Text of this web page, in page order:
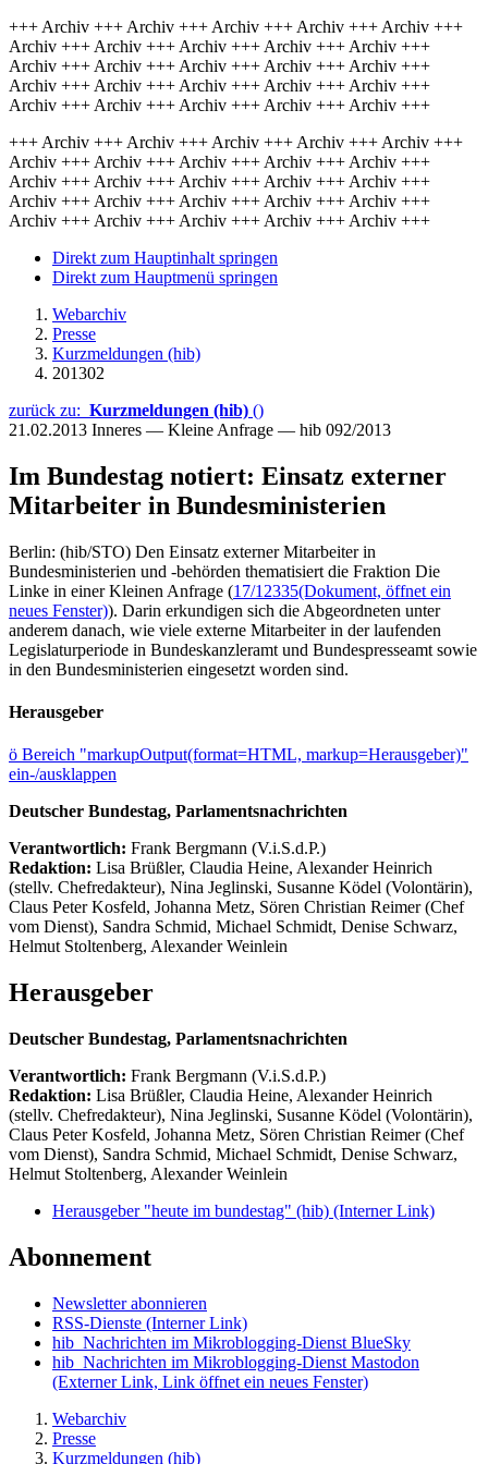
+++ Archiv +++ Archiv +++ Archiv +++ Archiv +++ Archiv +++
Archiv +++ Archiv +++ Archiv +++ Archiv +++ Archiv +++
Archiv +++ Archiv +++ Archiv +++ Archiv +++ Archiv +++
Archiv +++ Archiv +++ Archiv +++ Archiv +++ Archiv +++
Archiv +++ Archiv +++ Archiv +++ Archiv +++ Archiv +++
+++ Archiv +++ Archiv +++ Archiv +++ Archiv +++ Archiv +++
Archiv +++ Archiv +++ Archiv +++ Archiv +++ Archiv +++
Archiv +++ Archiv +++ Archiv +++ Archiv +++ Archiv +++
Archiv +++ Archiv +++ Archiv +++ Archiv +++ Archiv +++
Archiv +++ Archiv +++ Archiv +++ Archiv +++ Archiv +++
Direkt zum Hauptinhalt springen
Direkt zum Hauptmenü springen
Webarchiv
Presse
Kurzmeldungen (hib)
201302
zurück zu: Kurzmeldungen (hib) ()
21.02.2013 Inneres — Kleine Anfrage — hib 092/2013
Im Bundestag notiert: Einsatz externer
Mitarbeiter in Bundesministerien
Berlin: (hib/STO) Den Einsatz externer Mitarbeiter in
Bundesministerien und -behörden thematisiert die Fraktion Die
Linke in einer Kleinen Anfrage (17/12335(Dokument, öffnet ein
neues Fenster)). Darin erkundigen sich die Abgeordneten unter
anderem danach, wie viele externe Mitarbeiter in der laufenden
Legislaturperiode in Bundeskanzleramt und Bundespresseamt sowie
in den Bundesministerien eingesetzt worden sind.
Herausgeber
ö Bereich "markupOutput(format=HTML, markup=Herausgeber)"
ein-/ausklappen
Deutscher Bundestag, Parlamentsnachrichten
Verantwortlich: Frank Bergmann (V.i.S.d.P.)
Redaktion: Lisa Brüßler, Claudia Heine, Alexander Heinrich
(stellv. Chefredakteur), Nina Jeglinski, Susanne Ködel (Volontärin),
Claus Peter Kosfeld, Johanna Metz, Sören Christian Reimer (Chef
vom Dienst), Sandra Schmid, Michael Schmidt, Denise Schwarz,
Helmut Stoltenberg, Alexander Weinlein
Herausgeber
Deutscher Bundestag, Parlamentsnachrichten
Verantwortlich: Frank Bergmann (V.i.S.d.P.)
Redaktion: Lisa Brüßler, Claudia Heine, Alexander Heinrich
(stellv. Chefredakteur), Nina Jeglinski, Susanne Ködel (Volontärin),
Claus Peter Kosfeld, Johanna Metz, Sören Christian Reimer (Chef
vom Dienst), Sandra Schmid, Michael Schmidt, Denise Schwarz,
Helmut Stoltenberg, Alexander Weinlein
Herausgeber "heute im bundestag" (hib) (Interner Link)
Abonnement
Newsletter abonnieren
RSS-Dienste (Interner Link)
hib_Nachrichten im Mikroblogging-Dienst BlueSky
hib_Nachrichten im Mikroblogging-Dienst Mastodon
(Externer Link, Link öffnet ein neues Fenster)
Webarchiv
Presse
Kurzmeldungen (hib)